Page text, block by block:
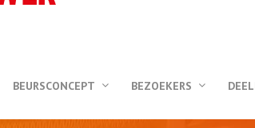
BEURSCONCEPT BEZOEKERS